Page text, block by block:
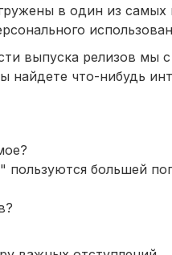
в один из самых
выпуска релизов мы
найдете что-нибудь
пользуются большей